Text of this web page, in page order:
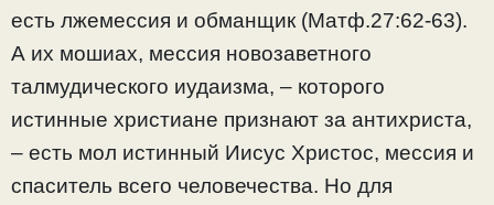
есть лжемессия и обманщик (Матф.27:62-63).
А их мошиах, мессия новозаветного
талмудического иудаизма, – которого
истинные христиане признают за антихриста,
– есть мол истинный Иисус Христос, мессия и
спаситель всего человечества. Но для